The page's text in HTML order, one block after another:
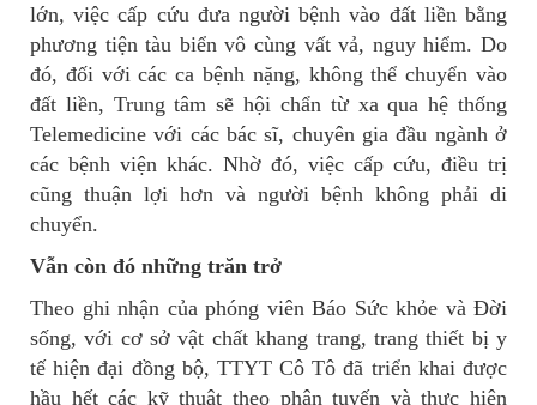
lớn, việc cấp cứu đưa người bệnh vào đất liền bằng
phương tiện tàu biển vô cùng vất vả, nguy hiểm. Do
đó, đối với các ca bệnh nặng, không thể chuyển vào
đất liền, Trung tâm sẽ hội chẩn từ xa qua hệ thống
Telemedicine với các bác sĩ, chuyên gia đầu ngành ở
các bệnh viện khác. Nhờ đó, việc cấp cứu, điều trị
cũng thuận lợi hơn và người bệnh không phải di
chuyển.
Vẫn còn đó những trăn trở
Theo ghi nhận của phóng viên Báo Sức khỏe và Đời
sống, với cơ sở vật chất khang trang, trang thiết bị y
tế hiện đại đồng bộ, TTYT Cô Tô đã triển khai được
hầu hết các kỹ thuật theo phân tuyến và thực hiện